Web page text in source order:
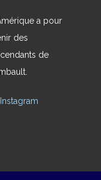
a pour
des
de
Instagram